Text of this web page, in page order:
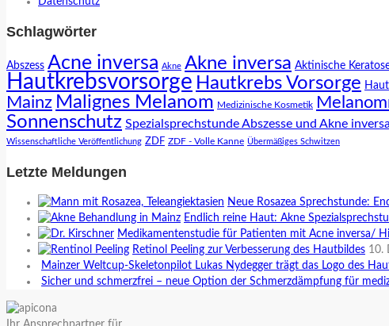
Schlagwörter
Abszess Acne inversa Akne Akne inversa Aktinische
Hautkrebsvorsorge Hautkrebs Vorsorge
Mainz Malignes Melanom Medizinische Kosmetik
Sonnenschutz Spezialsprechstunde Abszesse und Akne inversa
Wissenschaftliche Veröffentlichung ZDF ZDF - Volle Kanne Übermäßiges Schwitzen
Letzte Meldungen
Neue Rosazea Sprechstunde:
Endlich reine Haut: Akne
Medikamentenstudie für Patienten mit Acne inversa/
Retinol Peeling zur Verbesserung des Hautbildes 10.
Mainzer Weltcup-Skeletonpilot Lukas Nydegger trägt das Logo des
Sicher und schmerzfrei – neue Option der Schmerzdämpfung für